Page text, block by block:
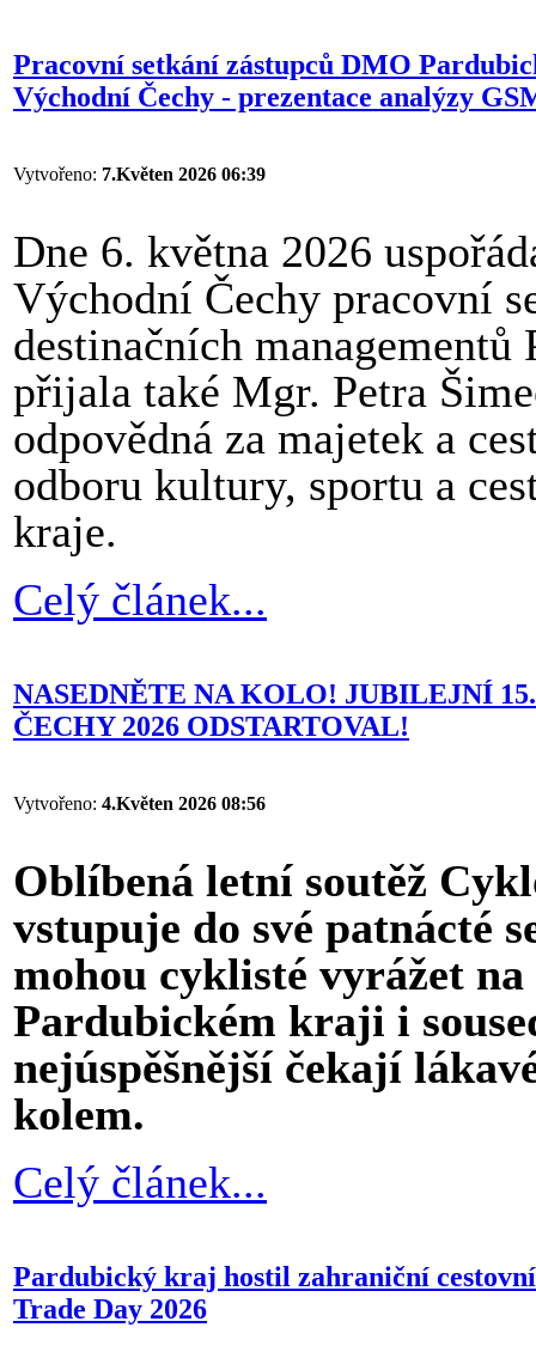
Pracovní setkání zástupců DMO
Východní Čechy - prezentace analýzy
Vytvořeno: 7.Květen 2026 06:39
Dne 6. května 2026
Východní Čechy pracovní
destinačních
přijala také Mgr. Petra
odpovědná za majetek a
odboru kultury, sportu a
kraje.
Celý článek...
NASEDNĚTE NA KOLO! JUBILEJNÍ
ČECHY 2026 ODSTARTOVAL!
Vytvořeno: 4.Květen 2026 08:56
Oblíbená letní soutěž
vstupuje do své patnácté
mohou cyklisté vyrážet
Pardubickém kraji i
nejúspěšnější čekají
kolem.
Celý článek...
Pardubický kraj hostil zahraniční
Trade Day 2026